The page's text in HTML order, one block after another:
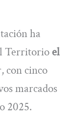
ha
Territorioel
con cinco
marcados
2025.